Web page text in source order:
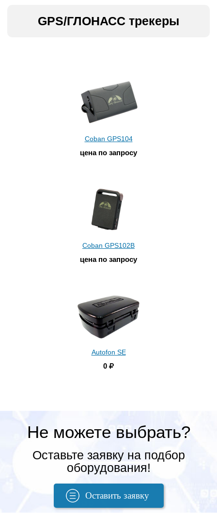
GPS/ГЛОНАСС трекеры
Coban GPS104
цена по запросу
Coban GPS102B
цена по запросу
Autofon SE
0
Не можете выбрать?
Оставьте заявку на подбор
оборудования!
Оставить заявку